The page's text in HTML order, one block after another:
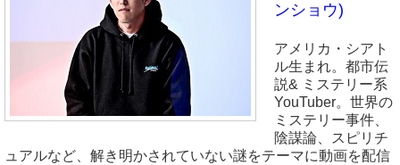
ンショウ)
アメリカ・シアト
ル生まれ。都市伝
説& ミステリー系
YouTuber。世界の
ミステリー事件、
陰謀論、スピリチ
ュアルなど、解き明かされていない謎をテーマに動画を配信